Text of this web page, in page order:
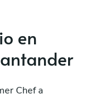
en
Chef a